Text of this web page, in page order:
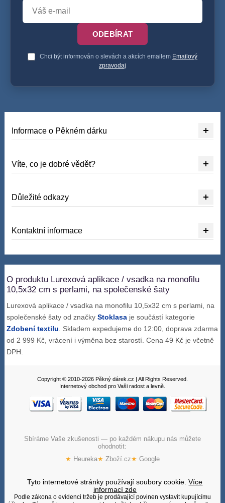
ODEBÍRAT
Chci být informován o slevách a akcích emailem Emailový
zpravodaj
Informace o Pěkném dárku
Víte, co je dobré vědět?
Důležité odkazy
Kontaktní informace
O produktu Lurexová aplikace / vsadka na monofilu
10,5x32 cm s perlami, na společenské šaty
Lurexová aplikace / vsadka na monofilu 10,5x32 cm s perlami, na
společenské šaty od značkyStoklasa je součástí kategorie
Zdobení textilu. Skladem expedujeme do 12:00, doprava zdarma
od 2 999 Kč, vrácení i výměna bez starostí. Cena 49 Kč je včetně
DPH.
Copyright © 2010-2026 Pěkný dárek.cz | All Rights Reserved.
Internetový obchod pro Vaši radost a levně.
Sbíráme Vaše zkušenosti — po každém nákupu nás můžete
ohodnotit:
★ Heureka★ Zboží.cz★ Google
Tyto internetové stránky používají soubory cookie.Více
informací zde
Podle zákona o evidenci tržeb je prodávající povinen vystavit kupujícímu